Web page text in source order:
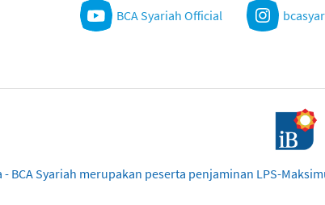
BCA Syariah Official
BCA Syariah merupakan peserta penjaminan LPS-